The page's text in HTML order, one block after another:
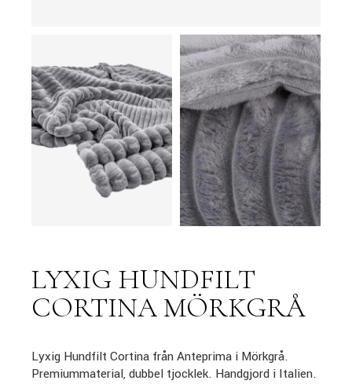
LYXIG HUNDFILT
CORTINA MÖRKGRÅ
Lyxig Hundfilt Cortina från Anteprima i Mörkgrå.
Premiummaterial, dubbel tjocklek. Handgjord i Italien.